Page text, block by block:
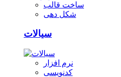
ساخت قالب
شکل دهی
سیالات
نرم افزار
کدنویسی